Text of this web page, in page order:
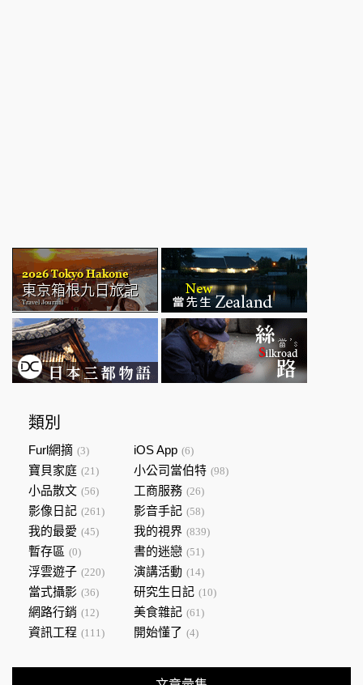
類別
Furl網摘 (3) iOS App (6)
寶貝家庭 (21) 小公司當伯特 (98)
小品散文 (56) 工商服務 (26)
影像日記 (261) 影音手記 (58)
我的最愛 (45) 我的視界 (839)
暫存區 (0) 書的迷戀 (51)
浮雲遊子 (220) 演講活動 (14)
當式攝影 (36) 研究生日記 (10)
網路行銷 (12) 美食雜記 (61)
資訊工程 (111) 開始懂了 (4)